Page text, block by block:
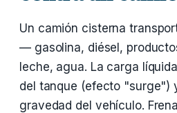
Un camión cisterna
— gasolina, diésel,
leche, agua. La carga
del tanque (efecto "surge")
gravedad del vehículo.